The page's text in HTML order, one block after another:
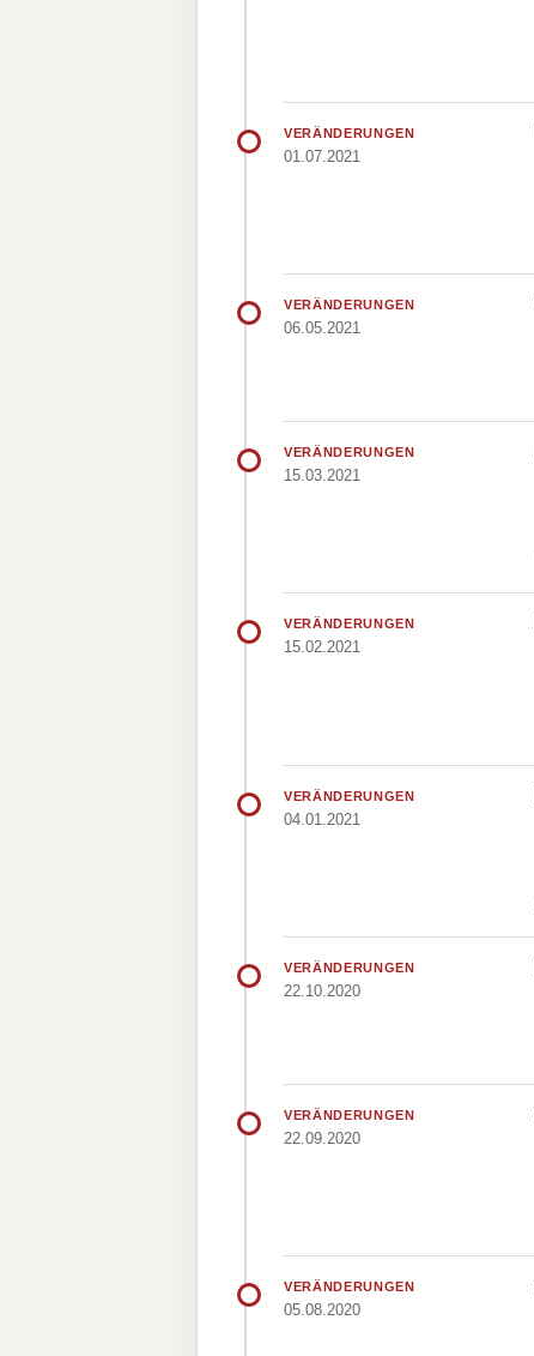
VERÄNDERUNGEN
01.07.2021
VERÄNDERUNGEN
06.05.2021
VERÄNDERUNGEN
15.03.2021
VERÄNDERUNGEN
15.02.2021
VERÄNDERUNGEN
04.01.2021
VERÄNDERUNGEN
22.10.2020
VERÄNDERUNGEN
22.09.2020
VERÄNDERUNGEN
05.08.2020